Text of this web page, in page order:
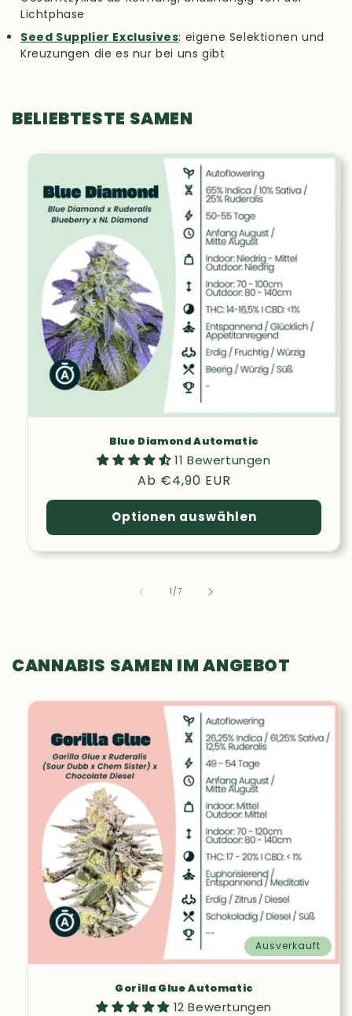
Lichtphase
Seed Supplier Exclusives: eigene Selektionen und
Kreuzungen die es nur bei uns gibt
BELIEBTESTE SAMEN
Blue Diamond Automatic
11 Bewertungen
Normaler
Preis
Ab €4,90 EUR
Optionen auswählen
1 /von
7
CANNABIS SAMEN IM ANGEBOT
Ausverkauft
Gorilla Glue Automatic
12 Bewertungen